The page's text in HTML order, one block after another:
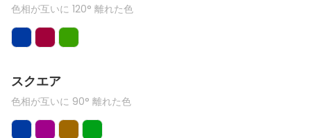
色相が互いに 120° 離れた色
スクエア
色相が互いに 90° 離れた色